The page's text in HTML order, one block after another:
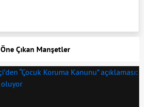
Öne Çıkan Manşetler